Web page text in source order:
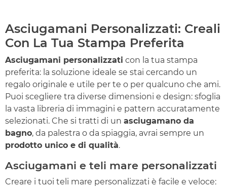
Asciugamani Personalizzati: Creali
Con La Tua Stampa Preferita
Asciugamani personalizzati con la tua stampa
preferita: la soluzione ideale se stai cercando un
regalo originale e utile per te o per qualcuno che ami.
Puoi scegliere tra diverse dimensioni e design: sfoglia
la vasta libreria di immagini e pattern accuratamente
selezionati. Che si tratti di un asciugamano da
bagno, da palestra o da spiaggia, avrai sempre un
prodotto unico e di qualità.
Asciugamani e teli mare personalizzati
Creare i tuoi teli mare personalizzati è facile e veloce: